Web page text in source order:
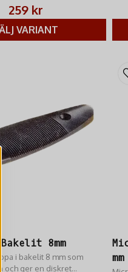
dina behov och göra det
259 kr
VARIANT
8mm
i bakelit 8 mm som
och ger en diskret